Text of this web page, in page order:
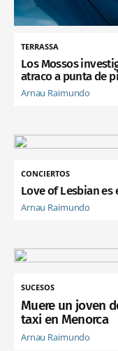
TERRASSA
Los Mossos
atraco a punta de
Arnau Raimundo
CONCIERTOS
Love of Lesbian es
Arnau Raimundo
SUCESOS
Muere un joven
taxi en Menorca
Arnau Raimundo